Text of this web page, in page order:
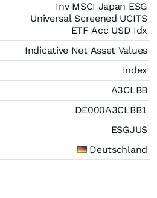
Inv MSCI Japan ESG
Universal Screened UCITS
ETF Acc USD Idx
Indicative Net Asset Values
Index
A3CLBB
DE000A3CLBB1
ESGJUS
Deutschland